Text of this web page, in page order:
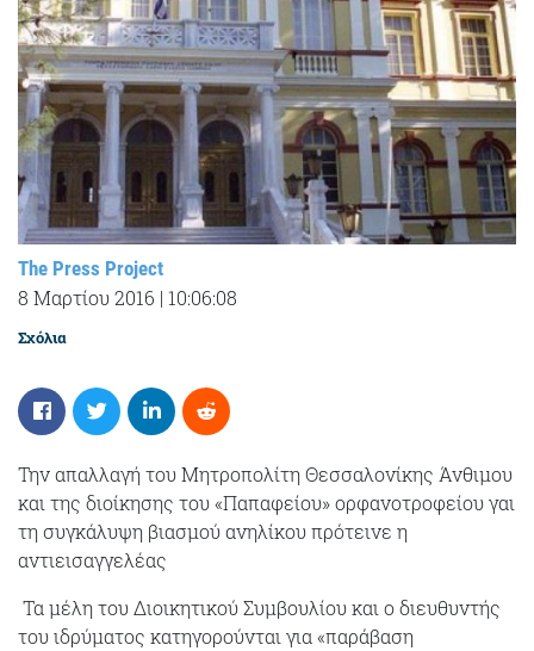
The Press Project
8 Μαρτίου 2016 | 10:06:08
Σχόλια
Την απαλλαγή του Μητροπολίτη Θεσσαλονίκης Άνθιμου
και της διοίκησης του «Παπαφείου» ορφανοτροφείου γαι
τη συγκάλυψη βιασμού ανηλίκου πρότεινε η
αντιεισαγγελέας
Τα μέλη του Διοικητικού Συμβουλίου και ο διευθυντής
του ιδρύματος κατηγορούνται για «παράβαση